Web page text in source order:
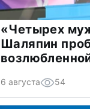
«Четырех
Шаляпин
6 августа 54